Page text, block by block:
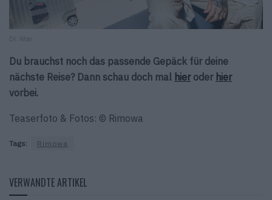
Du brauchst noch das passende Gepäck für deine
nächste Reise? Dann schau doch mal hieroder hier
vorbei.
Teaserfoto & Fotos: © Rimowa
Tags: Rimowa
VERWANDTE ARTIKEL